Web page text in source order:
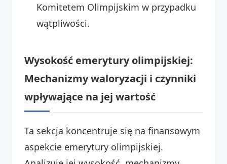
Komitetem Olimpijskim w przypadku
wątpliwości.
Wysokość emerytury olimpijskiej:
Mechanizmy waloryzacji i czynniki
wpływające na jej wartość
Ta sekcja koncentruje się na finansowym
aspekcie emerytury olimpijskiej.